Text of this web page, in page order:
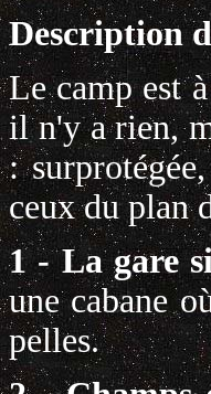
Description
Le camp est
il n'y a rien,
:
ceux du plan
1 - La gare
une cabane
pelles.